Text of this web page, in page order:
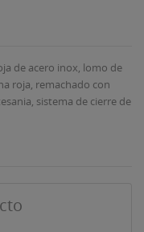
de acero inox, lomo de
roja, remachado con
sistema de cierre de